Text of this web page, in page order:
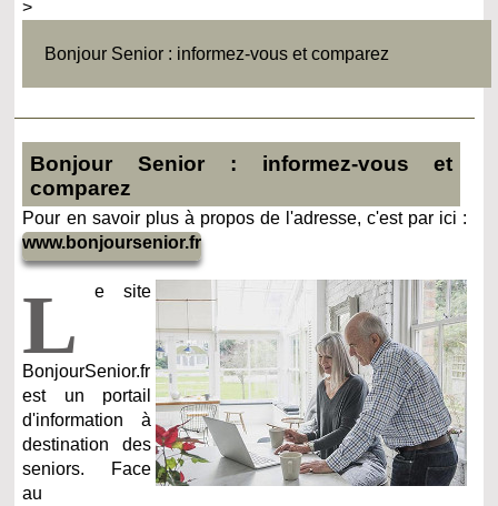
>
Bonjour Senior : informez-vous et comparez
Bonjour Senior : informez-vous et
comparez
Pour en savoir plus à propos de l'adresse, c'est par ici :
www.bonjoursenior.fr
L e site
BonjourSenior.fr
est un portail
d'information à
destination des
seniors. Face
au